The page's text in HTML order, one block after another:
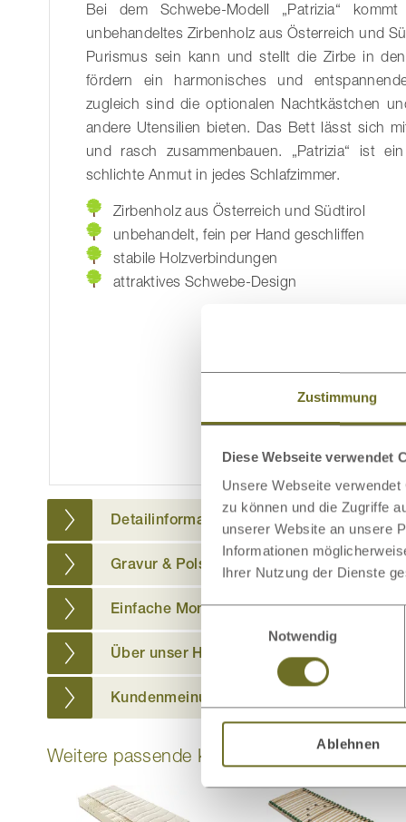
Zustimmung
Diese Webseite verwendet
Unsere Webseite
zu können und die Zugriffe
unserer Website an unsere
Informationen
Ihrer Nutzung der Dienste
Notwendig
Ablehnen
Bei dem Schwebe-Modell „Patrizia“
unbehandeltes Zirbenholz aus Österreich und
Purismus sein kann und stellt die Zirbe in
fördern ein harmonisches und
zugleich sind die optionalen Nachtkästchen
andere Utensilien bieten. Das Bett lässt sich
und rasch zusammenbauen. „Patrizia“ ist
schlichte Anmut in jedes Schlafzimmer.
Zirbenholz aus Österreich und Südtirol
unbehandelt, fein per Hand geschliffen
stabile Holzverbindungen
attraktives Schwebe-Design
Passende Möbel
Detailinformationen
Gravur & Polsterung
Einfache Montage
Über unser Holz
Kundenmeinungen
Weitere passende Kategorien zu diesem